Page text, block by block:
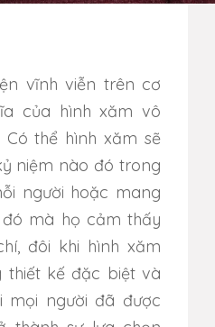
vĩnh viễn trên cơ
của hình xăm vô
thể hình xăm sẽ
niệm nào đó trong
người hoặc mang
mà họ cảm thấy
đôi khi hình xăm
thiết kế đặc biệt và
mọi người đã được